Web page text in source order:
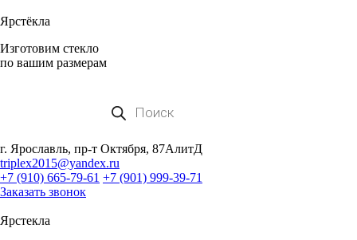
Ярстёкла
Изготовим стекло
по вашим размерам
товаров
г. Ярославль, пр-т Октября, 87АлитД
triplex2015@yandex.ru
+7 (910) 665-79-61 +7 (901) 999-39-71
Заказать звонок
Ярстекла